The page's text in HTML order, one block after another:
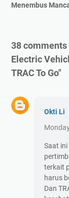
Menembus
38
Electric
TRAC To Go"
Okti Li
Saat
terkait
harus
Dan